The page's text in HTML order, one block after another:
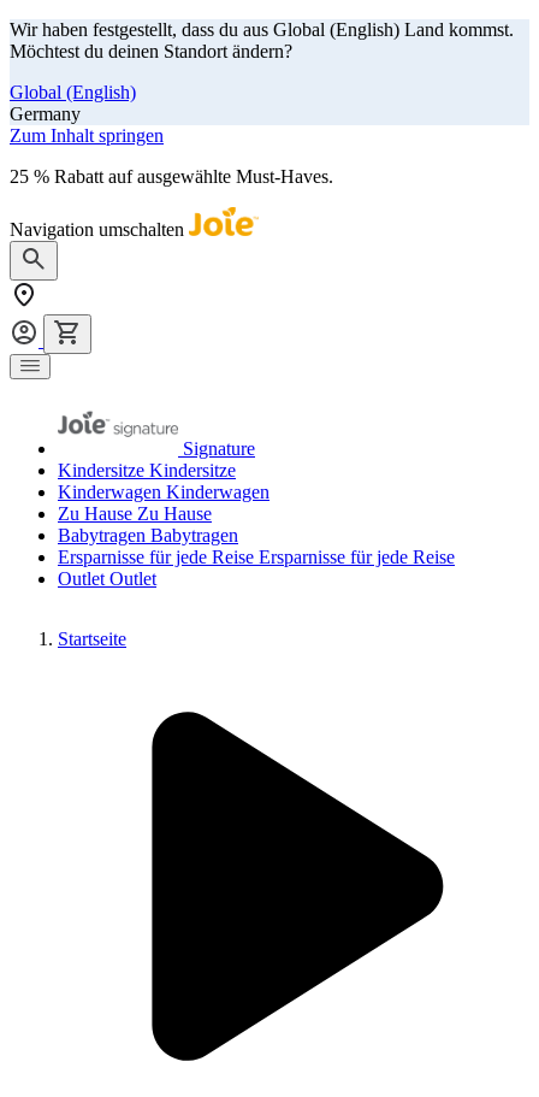
Wir haben festgestellt, dass du aus Global (English) Land kommst.
Möchtest du deinen Standort ändern?
Global (English)
Germany
Zum Inhalt springen
25 % Rabatt auf ausgewählte Must-Haves.
Navigation umschalten
Signature
Kindersitze Kindersitze
Kinderwagen Kinderwagen
Zu Hause Zu Hause
Babytragen Babytragen
Ersparnisse für jede Reise Ersparnisse für jede Reise
Outlet Outlet
Startseite